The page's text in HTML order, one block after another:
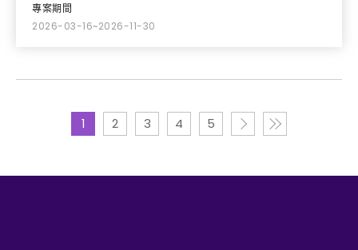
專案期間
2026-03-16~2026-11-30
1 2 3 4 5